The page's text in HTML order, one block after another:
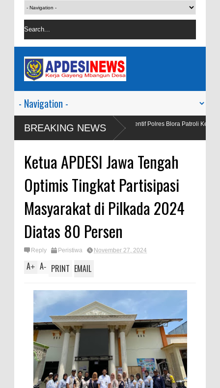
BREAKING NEWS
Satgas Preventif Polres Blora Patroli Keamanan Pusat
Wisata
Ketua APDESI Jawa Tengah
Optimis Tingkat Partisipasi
Masyarakat di Pilkada 2024
Diatas 80 Persen
Reply Peristiwa November 27, 2024
A+ A- PRINT EMAIL